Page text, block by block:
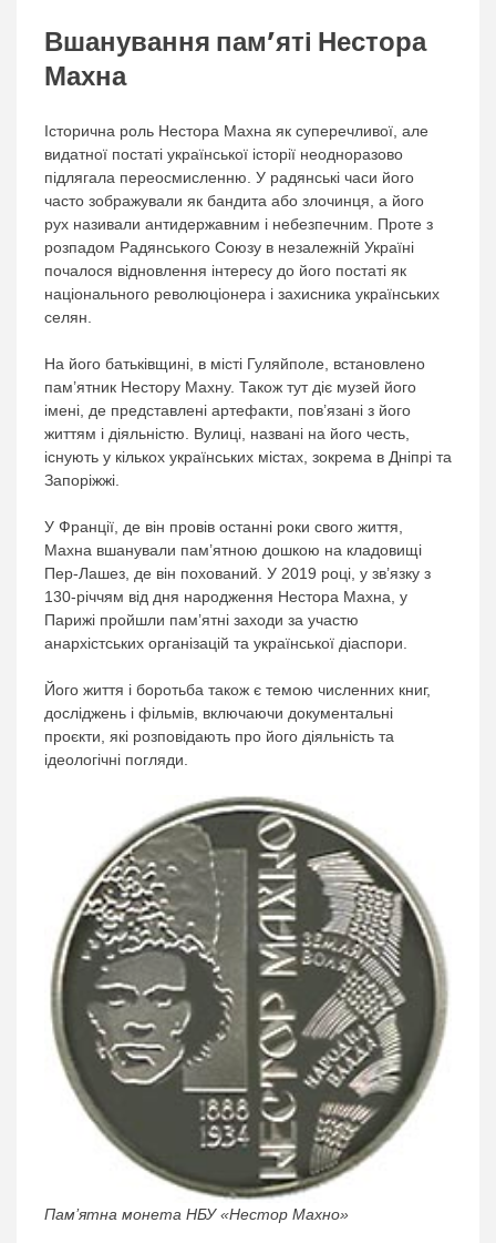
Вшанування пам’яті Нестора
Махна
Історична роль Нестора Махна як суперечливої, але
видатної постаті української історії неодноразово
підлягала переосмисленню. У радянські часи його
часто зображували як бандита або злочинця, а його
рух називали антидержавним і небезпечним. Проте з
розпадом Радянського Союзу в незалежній Україні
почалося відновлення інтересу до його постаті як
національного революціонера і захисника українських
селян.
На його батьківщині, в місті Гуляйполе, встановлено
пам’ятник Нестору Махну. Також тут діє музей його
імені, де представлені артефакти, пов’язані з його
життям і діяльністю. Вулиці, названі на його честь,
існують у кількох українських містах, зокрема в Дніпрі та
Запоріжжі.
У Франції, де він провів останні роки свого життя,
Махна вшанували пам’ятною дошкою на кладовищі
Пер-Лашез, де він похований. У 2019 році, у зв’язку з
130-річчям від дня народження Нестора Махна, у
Парижі пройшли пам’ятні заходи за участю
анархістських організацій та української діаспори.
Його життя і боротьба також є темою численних книг,
досліджень і фільмів, включаючи документальні
проєкти, які розповідають про його діяльність та
ідеологічні погляди.
Пам’ятна монета НБУ «Нестор Махно»